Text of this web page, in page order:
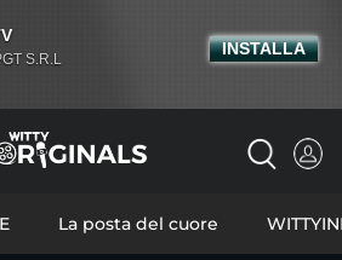
La posta del cuore
S.R.L
INSTALLA